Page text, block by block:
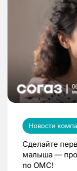
Новости
Сделайте
малыша —
по ОМС!